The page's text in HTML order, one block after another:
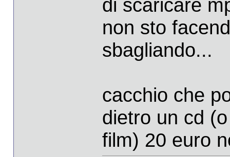
di scaricare
non sto
sbagliando...
cacchio che
dietro un cd
film) 20 euro